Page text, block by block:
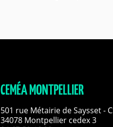
CEMÉA MONTPELLIER
501 rue Métairie de Saysset -
34078 Montpellier cedex 3